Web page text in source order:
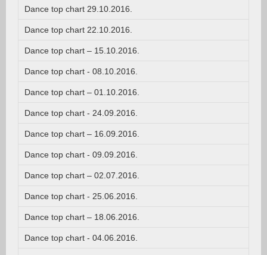
Dance top chart 29.10.2016.
Dance top chart 22.10.2016.
Dance top chart – 15.10.2016.
Dance top chart - 08.10.2016.
Dance top chart – 01.10.2016.
Dance top chart - 24.09.2016.
Dance top chart – 16.09.2016.
Dance top chart - 09.09.2016.
Dance top chart – 02.07.2016.
Dance top chart - 25.06.2016.
Dance top chart – 18.06.2016.
Dance top chart - 04.06.2016.